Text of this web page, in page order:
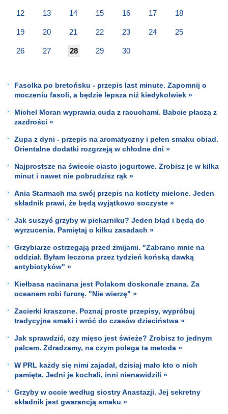
12 13 14 15 16 17 18
19 20 21 22 23 24 25
26 27 28 29 30
Fasolka po bretońsku - przepis last minute. Zapomnij o
moczeniu fasoli, a będzie lepsza niż kiedykolwiek »
Michel Moran wyprawia cuda z racuchami. Babcie płaczą z
zazdrości »
Zupa z dyni - przepis na aromatyczny i pełen smaku obiad.
Orientalne dodatki rozgrzeją w chłodne dni »
Najprostsze na świecie ciasto jogurtowe. Zrobisz je w kilka
minut i nawet nie pobrudzisz rąk »
Ania Starmach ma swój przepis na kotlety mielone. Jeden
składnik prawi, że będą wyjątkowo soczyste »
Jak suszyć grzyby w piekarniku? Jeden błąd i będą do
wyrzucenia. Pamiętaj o kilku zasadach »
Grzybiarze ostrzegają przed żmijami. "Zabrano mnie na
oddział. Byłam leczona przez tydzień końską dawką
antybiotyków" »
Kiełbasa nacinana jest Polakom doskonale znana. Za
oceanem robi furorę. "Nie wierzę" »
Zacierki kraszone. Poznaj proste przepisy, wypróbuj
tradycyjne smaki i wróć do czasów dzieciństwa »
Jak sprawdzić, czy mięso jest świeże? Zrobisz to jednym
palcem. Zdradzamy, na czym polega ta metoda »
W PRL każdy się nimi zajadał, dzisiaj mało kto o nich
pamięta. Jedni je kochali, inni nienawidzili »
Grzyby w occie według siostry Anastazji. Jej sekretny
składnik jest gwarancją smaku »